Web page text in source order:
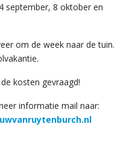
september, 8 oktober en
om de week naar de tuin.
kosten gevraagd!
informatie mail naar: